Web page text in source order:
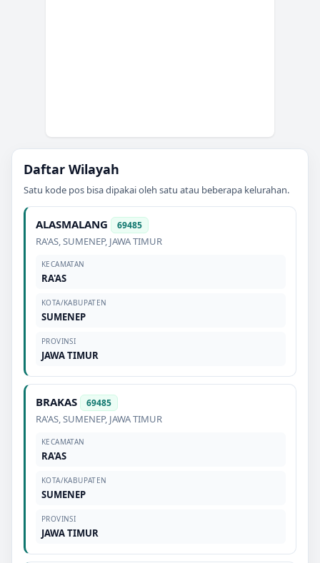
Daftar Wilayah
Satu kode pos bisa dipakai oleh satu atau beberapa kelurahan.
ALASMALANG 69485
RA'AS,SUMENEP, JAWA TIMUR
KECAMATAN
RA'AS
KOTA/KABUPATEN
SUMENEP
PROVINSI
JAWA TIMUR
BRAKAS 69485
RA'AS,SUMENEP, JAWA TIMUR
KECAMATAN
RA'AS
KOTA/KABUPATEN
SUMENEP
PROVINSI
JAWA TIMUR